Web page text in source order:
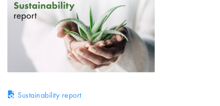
Sustainability report